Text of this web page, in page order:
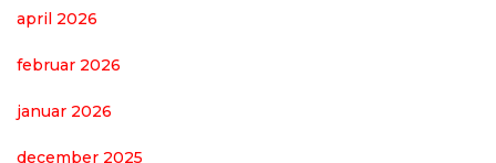
april 2026
februar 2026
januar 2026
december 2025